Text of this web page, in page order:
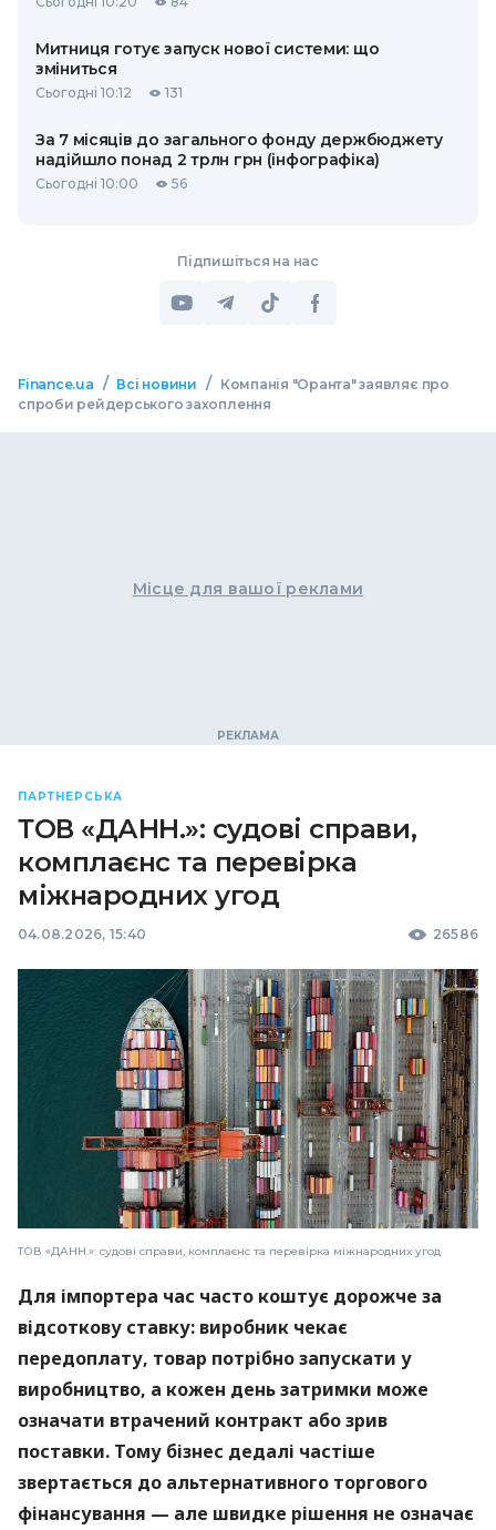
Митниця готує запуск нової системи: що
зміниться
Сьогодні 10:12 131
За 7 місяців до загального фонду держбюджету
надійшло понад 2 трлн грн (інфографіка)
Сьогодні 10:00 56
Підпишіться на нас
Finance.ua / Всі новини /
Компанія "Оранта" заявляє про
спроби рейдерського захоплення
Місце для вашої реклами
ПАРТНЕРСЬКА
ТОВ «ДАНН.»: судові справи,
комплаєнс та перевірка
міжнародних угод
04.08.2026, 15:40 26586
ТОВ «ДАНН.»: судові справи, комплаєнс та перевірка міжнародних угод
Для імпортера час часто коштує дорожче за
відсоткову ставку: виробник чекає
передоплату, товар потрібно запускати у
виробництво, а кожен день затримки може
означати втрачений контракт або зрив
поставки. Тому бізнес дедалі частіше
звертається до альтернативного торгового
фінансування — але швидке рішення не означає